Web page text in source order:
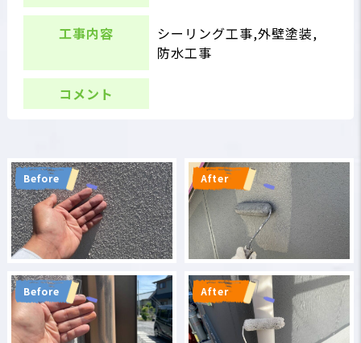
工事内容
シーリング工事,外壁塗装,
防水工事
コメント
Before After
Before After